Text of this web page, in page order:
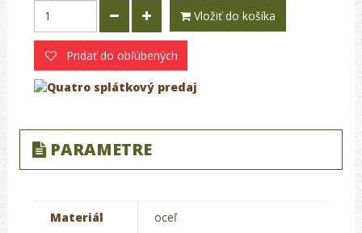
Vložiť do košíka
Pridať do obľúbených
PARAMETRE
Materiál oceľ